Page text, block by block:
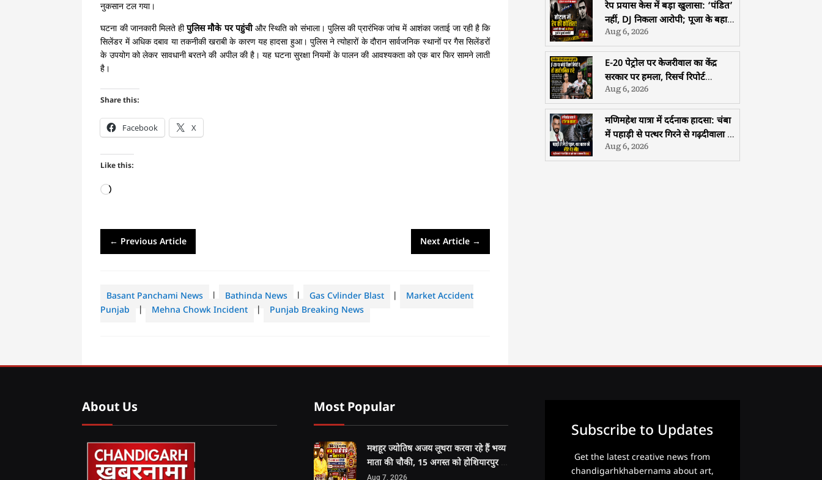
नुकसान टल गया।
घटना की जानकारी मिलते हीपुलिस मौके पर पहुंचीऔर स्थिति को संभाला। पुलिस की प्रारंभिक जांच में आशंका जताई जा रही है कि
सिलेंडर में अधिक दबाव या तकनीकी खराबी के कारण यह हादसा हुआ। पुलिस ने त्योहारों के दौरान सार्वजनिक स्थानों पर गैस सिलेंडरों
के उपयोग को लेकर सावधानी बरतने की अपील की है। यह घटना सुरक्षा नियमों के पालन की आवश्यकता को एक बार फिर सामने लाती
है।
Share this:
Facebook X
Like this:
Loading…
← Previous Article Next Article →
Basant Panchami News | Bathinda News | Gas Cylinder Blast
Market Accident
Punjab
Mehna Chowk Incident Punjab Breaking News
रेप प्रयास केस में बड़ा खुलासा: ‘पंडित’
नहीं, DJ निकला आरोपी; पूजा के बहाने
युवती से दुष्कर्म की कोशिश
Aug 6, 2026
E-20 पेट्रोल पर केजरीवाल का केंद्र
सरकार पर हमला, रिसर्च रिपोर्ट
सार्वजनिक करने की चुनौती
Aug 6, 2026
मणिमहेश यात्रा में दर्दनाक हादसा: चंबा
में पहाड़ी से पत्थर गिरने से गढ़दीवाला के
श्रद्धालु की मौत
Aug 6, 2026
About Us Most Popular
मशहूर ज्योतिष अजय लूथरा करवा रहे हैं भव्य
माता की चौकी, 15 अगस्त को होशियारपुर में
सजेगा विशाल धार्मिक समागम
Aug 7, 2026
Subscribe to Updates
Get the latest creative news from
chandigarhkhabernama about art,